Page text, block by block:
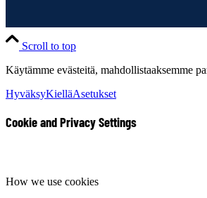
Scroll to top
Käytämme evästeitä, mahdollistaaksemme
HyväksyKielläAsetukset
Cookie and Privacy Settings
How we use cookies